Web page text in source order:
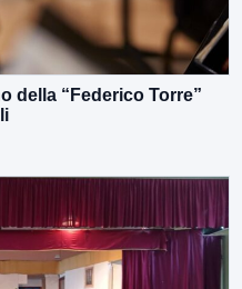
della “Federico Torre”